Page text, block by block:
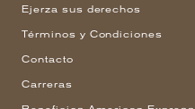
Ejerza sus derechos
Términos y Condiciones
Contacto
Carreras